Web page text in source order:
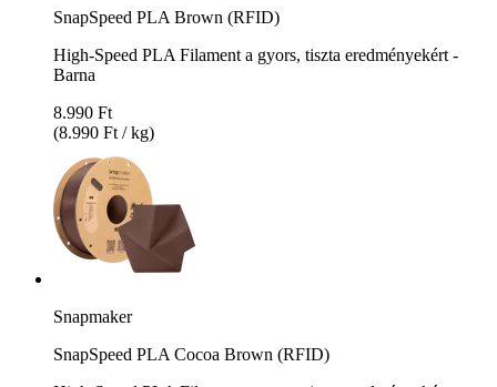
SnapSpeed PLA Brown (RFID)
High-Speed PLA Filament a gyors, tiszta eredményekért -
Barna
8.990 Ft
(8.990 Ft / kg)
Snapmaker
SnapSpeed PLA Cocoa Brown (RFID)